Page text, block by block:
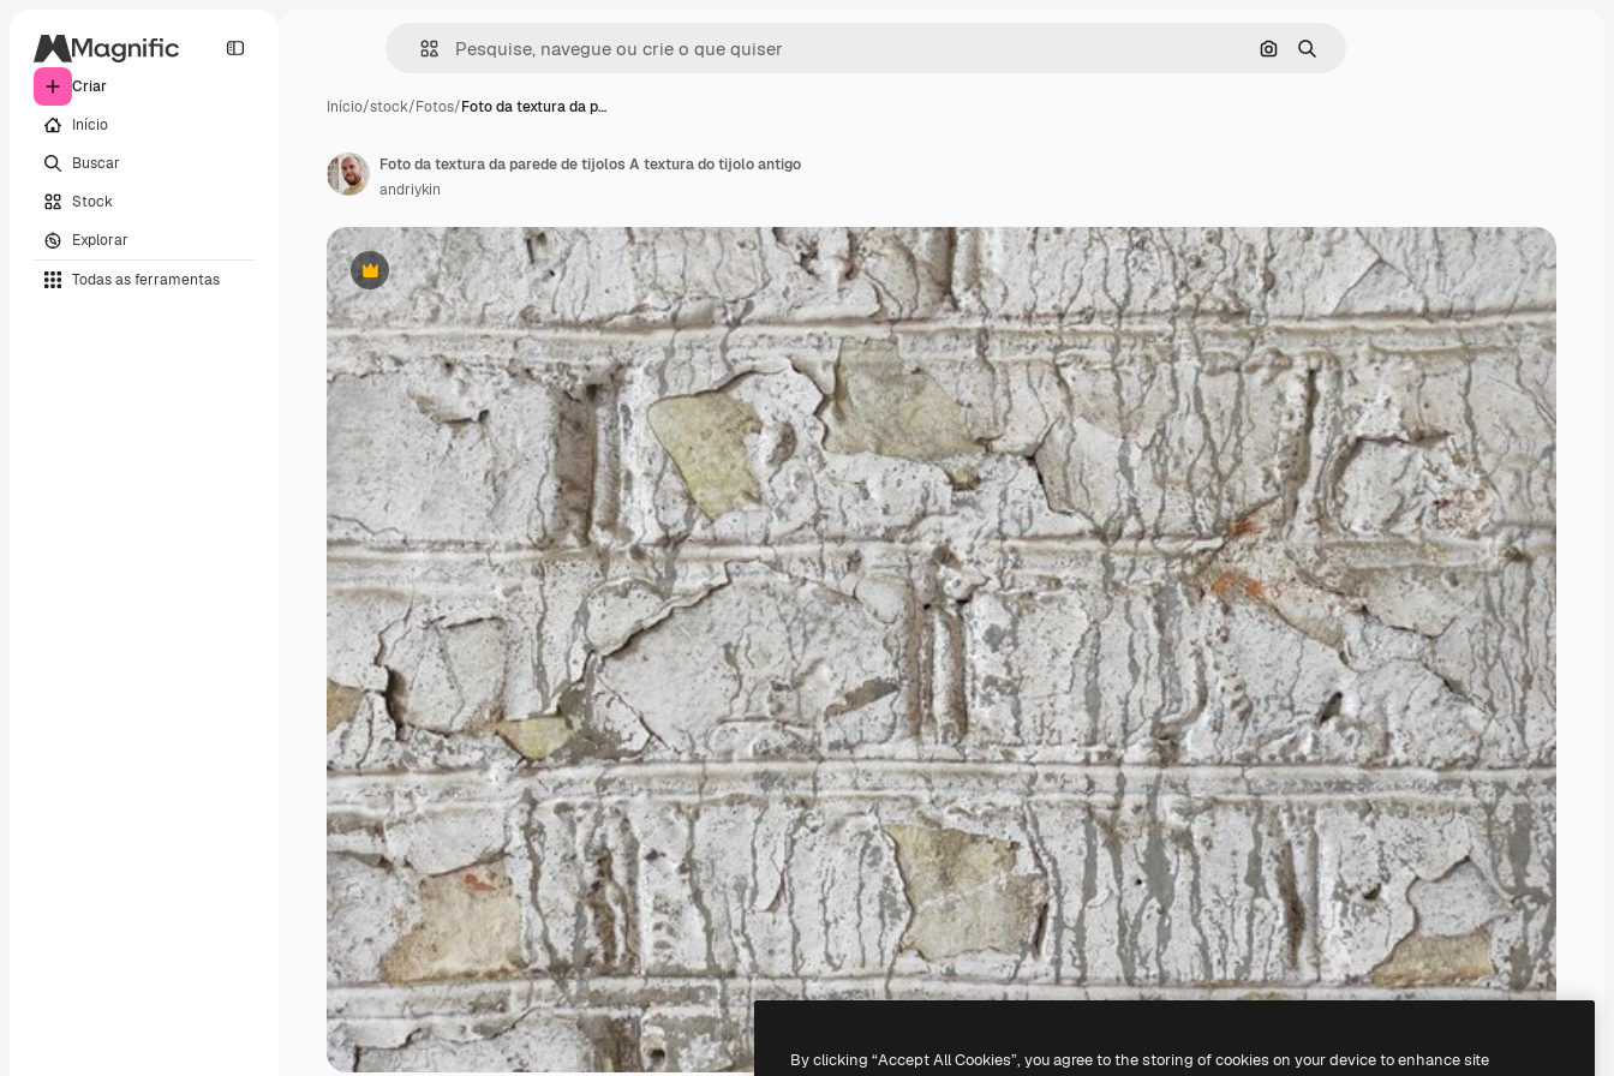
Criar
Início
Buscar
Stock
Explorar
Todas as ferramentas
Pesquisar por imagem
Buscar
Início/stock/Fotos/Foto da textura da p…
Premium
Foto da textura da parede de tijolos A textura do tijolo antigo
andriykin
By clicking “Accept All Cookies”, you agree to the storing of cookies on your device to enhance site